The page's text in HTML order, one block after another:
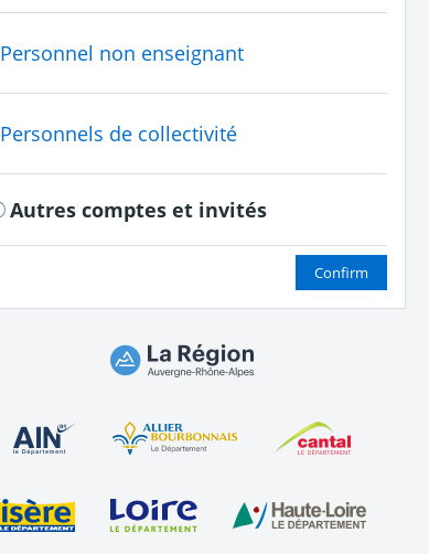
Personnel non enseignant
Personnels de collectivité
Autres comptes et invités